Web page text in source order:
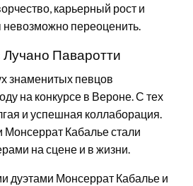
карьерный рост и
переоценить.
Паваротти
знаменитых певцов
на конкурсе в Вероне. С тех
и успешная коллаборация.
Монсеррат Кабалье стали
на сцене и в жизни.
дуэтами Монсеррат Кабалье и